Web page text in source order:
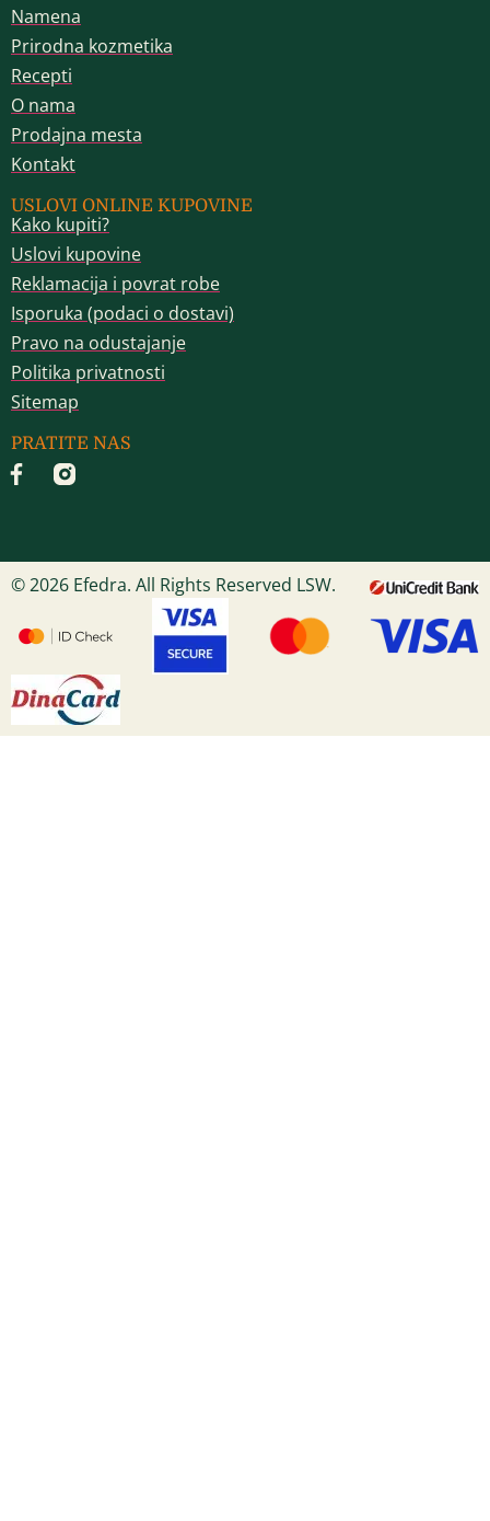
Namena
Prirodna kozmetika
Recepti
O nama
Prodajna mesta
Kontakt
USLOVI ONLINE KUPOVINE
Kako kupiti?
Uslovi kupovine
Reklamacija i povrat robe
Isporuka (podaci o dostavi)
Pravo na odustajanje
Politika privatnosti
Sitemap
PRATITE NAS
© 2026 Efedra. All Rights Reserved LSW.